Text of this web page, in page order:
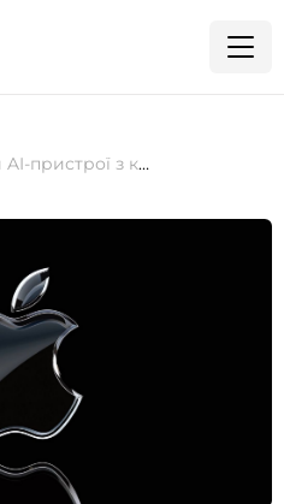
Bloomberg: Apple готує три AI-пристрої з камерами